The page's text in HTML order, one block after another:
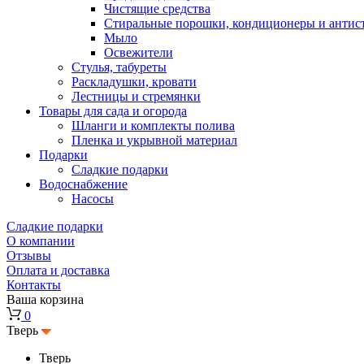
Чистящие средства
Стиральные порошки, кондиционеры и
Мыло
Освежители
Стулья, табуреты
Раскладушки, кровати
Лестницы и стремянки
Товары для сада и огорода
Шланги и комплекты полива
Пленка и укрывной материал
Подарки
Cладкие подарки
Водоснабжение
Насосы
Сладкие подарки
О компании
Отзывы
Оплата и доставка
Контакты
Ваша корзина
0
Тверь
Тверь